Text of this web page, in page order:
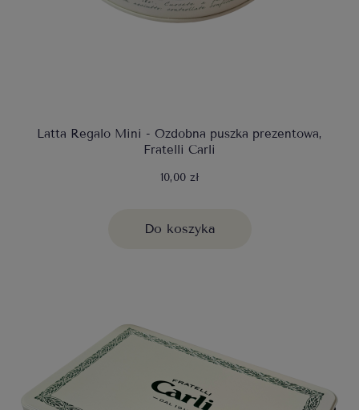
Latta Regalo Mini - Ozdobna puszka prezentowa,
Fratelli Carli
10,00 zł
Do koszyka